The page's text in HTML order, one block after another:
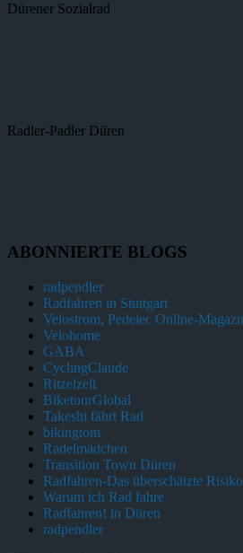
Dürener Sozialrad
Radler-Padler Düren
ABONNIERTE BLOGS
radpendler
Radfahren in Stuttgart
Velostrom, Pedelec Online-
Velohome
GABA
CyclingClaude
Ritzelzeit
BiketourGlobal
Takeshi fährt Rad
bikingtom
Radelmädchen
Transition Town Düren
Radfahren-Das überschätzte
Warum ich Rad fahre
Radfahren! in Düren
radpendler